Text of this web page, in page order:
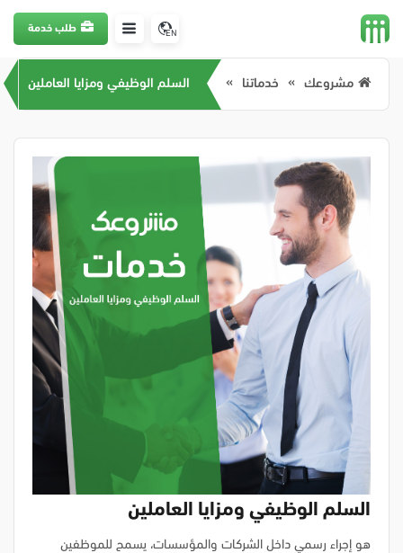
EN طلب خدمة
مشروعك خدماتنا السلم الوظيفي ومزايا العاملين
السلم الوظيفي ومزايا العاملين
هو إجراء رسمي داخل الشركات والمؤسسات، يسمح للموظفين